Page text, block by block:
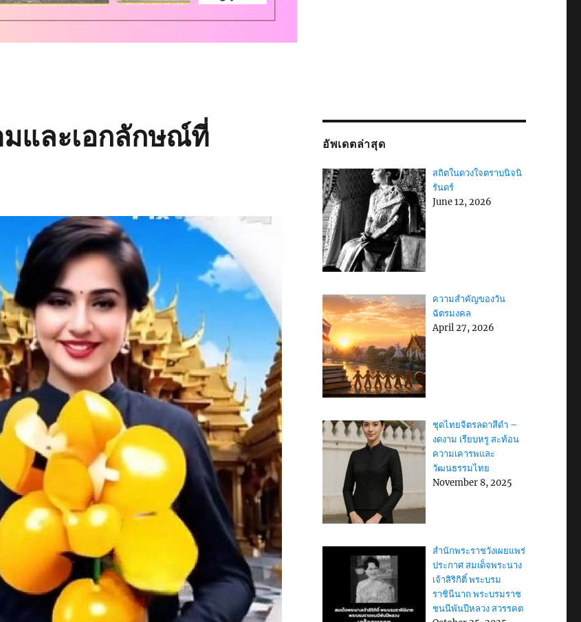
และเอกลักษณ์ที่
อัพเดตล่าสุด
สถิตในดวงใจตราบนิจนิ
รันดร์
June 12, 2026
ความสำคัญของวัน
ฉัตรมงคล
April 27, 2026
ชุดไทยจิตรลดาสีดำ –
งดงาม เรียบหรู สะท้อน
ความเคารพและ
วัฒนธรรมไทย
November 8, 2025
สำนักพระราชวังเผยแพร่
ประกาศ สมเด็จพระนาง
เจ้าสิริกิติ์ พระบรม
ราชินีนาถ พระบรมราช
ชนนีพันปีหลวง สวรรคต